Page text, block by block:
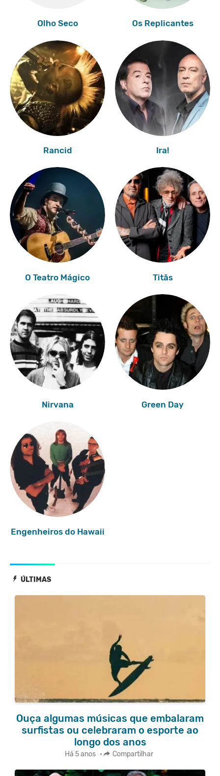
Olho Seco Os Replicantes
Rancid Ira!
O Teatro Mágico Titãs
Nirvana Green Day
Engenheiros do Hawaii
ÚLTIMAS
Ouça algumas músicas que embalaram
surfistas ou celebraram o esporte ao
longo dos anos
Há 5 anos • Compartilhar